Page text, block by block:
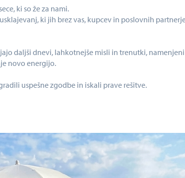
ki so že za nami.
ki jih brez vas, kupcev in poslovnih
daljši dnevi, lahkotnejše misli in trenutki,
novo energijo.
uspešne zgodbe in iskali prave rešitve.